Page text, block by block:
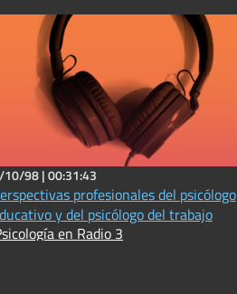
98 |00:31:43
profesionales del psicólogo
y del psicólogo del trabajo
en Radio 3